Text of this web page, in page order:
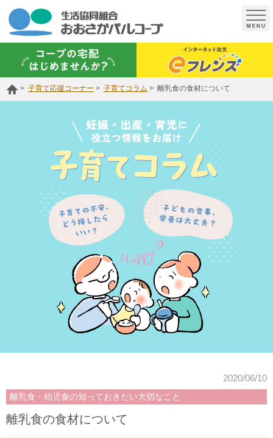
t
o
g
i
子育て応援コーナー 子育てコラム 離乳食の食材について
2020/06/10
離乳食・幼児食の知っておきたい大切なこと
離乳食の食材について